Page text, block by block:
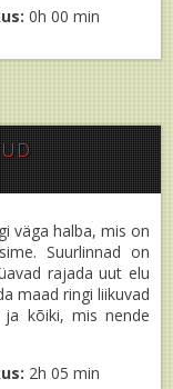
0h 00 min
väga halba, mis on
Suurlinnad on
rajada uut elu
maad ringi liikuvad
ja kõiki, mis nende
2h 05 min